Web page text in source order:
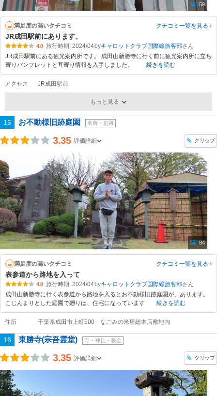
59
満足度の高いクチコミ クチコミ一覧を見る
JR成田駅前にあります。
4.0 旅行時期: 2024/04byキャロットクラブ国際線旅客部
JR成田駅前にある観光案内所です。 成田山新勝寺に行く前に観光案内所に立ち
寄りパンフレットと耳寄り情報を入手しました。
続きを読む
アクセス JR成田駅前
もっと見る
15 お不動様旧跡庭園 名所・史跡
3.35 評価詳細 クリップ
84
満足度の高いクチコミ クチコミ一覧を見る
表参道から路地を入って
4.0 旅行時期: 2024/04byキャロットクラブ国際線旅客部
成田山新勝寺に行く表参道から路地を入るとお不動様旧跡庭園が、あります。
こじんまりとした庭園で廻りは、住宅になっています
続きを読む
住所 千葉県成田市上町500 なごみの米屋総本店敷地内
16 東勝寺(宗吾霊堂) 寺・神社・教会
3.35 評価詳細 クリップ